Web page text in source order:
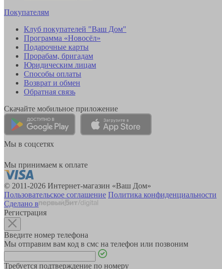
Покупателям
Клуб покупателей "Ваш Дом"
Программа «Новосёл»
Подарочные карты
Прорабам, бригадам
Юридическим лицам
Способы оплаты
Возврат и обмен
Обратная связь
Скачайте мобильное приложение
Мы в соцсетях
Мы принимаем к оплате
© 2011-2026 Интернет-магазин «Ваш Дом»
Пользовательское соглашение Политика конфиденциальности
Сделано в
Регистрация
Введите номер телефона
Мы отправим вам код в смс на телефон или позвоним
Требуется подтверждение по номеру